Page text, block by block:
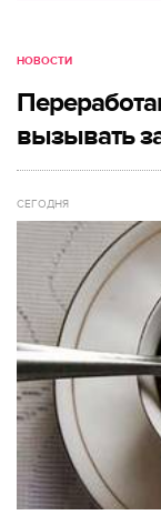
НОВОСТИ
вызывать
СЕГОДНЯ